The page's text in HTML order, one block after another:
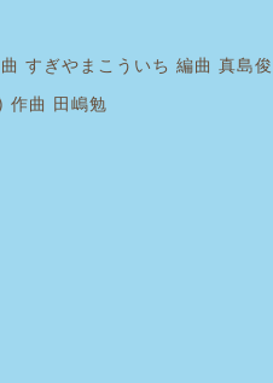
すぎやまこういち 編曲 真島
曲 田嶋勉